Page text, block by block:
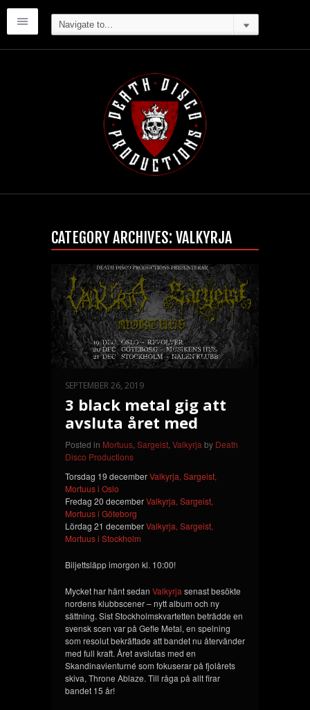
CATEGORY ARCHIVES: VALKYRJA
SEPTEMBER 26, 2019
3 black metal gig att
avsluta året med
Posted in Mortuus Sargeist Valkyrja by Death
Disco Productions
Torsdag 19 decemberValkyrja, Sargeist,
Mortuus i Oslo
Fredag 20 decemberValkyrja, Sargeist,
Mortuus i Göteborg
Lördag 21 decemberValkyrja, Sargeist,
Mortuus i Stockholm
Biljettsläpp imorgon kl. 10:00!
Mycket har hänt sedan Valkyrja senast besökte
nordens klubbscener – nytt album och ny
sättning. Sist Stockholmskvartetten beträdde en
svensk scen var på Gefle Metal, en spelning
som resolut bekräftade att bandet nu återvänder
med full kraft. Året avslutas med en
Skandinavienturné som fokuserar på fjolårets
skiva, Throne Ablaze. Till råga på allt firar
bandet 15 år!